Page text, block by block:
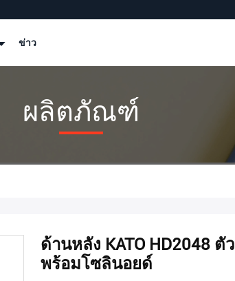
ข่าว
ผลิตภัณฑ์
ด้านหลัง KATO HD2048
พร้อมโซลินอยด์